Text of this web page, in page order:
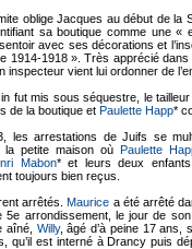
oblige Jacques au début de la
sa boutique comme une «
avec ses décorations et
1914-1918 ». Très apprécié
inspecteur vient lui ordonner de
fut mis sous séquestre, le
de la boutique et Paulette Happ*
les arrestations de Juifs se
la petite maison où Paulette
Mabon* et leurs deux
toujours bien reçus.
arrêtés.Maurice a été arrêté
5e arrondissement, le jour de
aîné, Willy, âgé d’à peine 17 ans,
qu’il est interné à Drancy puis